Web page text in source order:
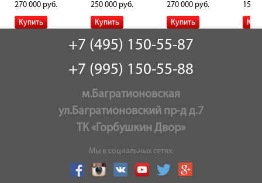
270 000 руб. 250 000 руб. 270 000 руб. 158
+7 (495) 150-55-87
+7 (995) 150-55-88
м.Багратионовская
ул.Багратионовский пр-д д.7
ТК «Горбушкин Двор»
Мы в социальных сетях: